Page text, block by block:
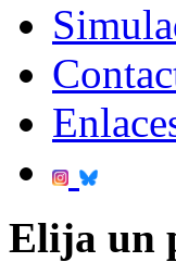
Elija un